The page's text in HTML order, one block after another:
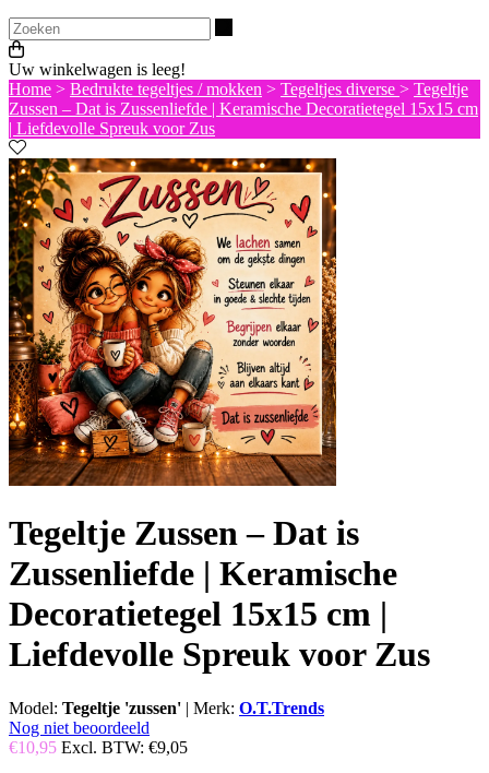
Uw winkelwagen is leeg!
Home > Bedrukte tegeltjes / mokken > Tegeltjes diverse > Tegeltje
Zussen – Dat is Zussenliefde | Keramische Decoratietegel 15x15 cm
| Liefdevolle Spreuk voor Zus
Tegeltje Zussen – Dat is
Zussenliefde | Keramische
Decoratietegel 15x15 cm |
Liefdevolle Spreuk voor Zus
Model: Tegeltje 'zussen' | Merk: O.T.Trends
Nog niet beoordeeld
€10,95 Excl. BTW: €9,05